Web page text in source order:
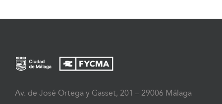
Av. de José Ortega y Gasset, 201 – 29006 Málaga